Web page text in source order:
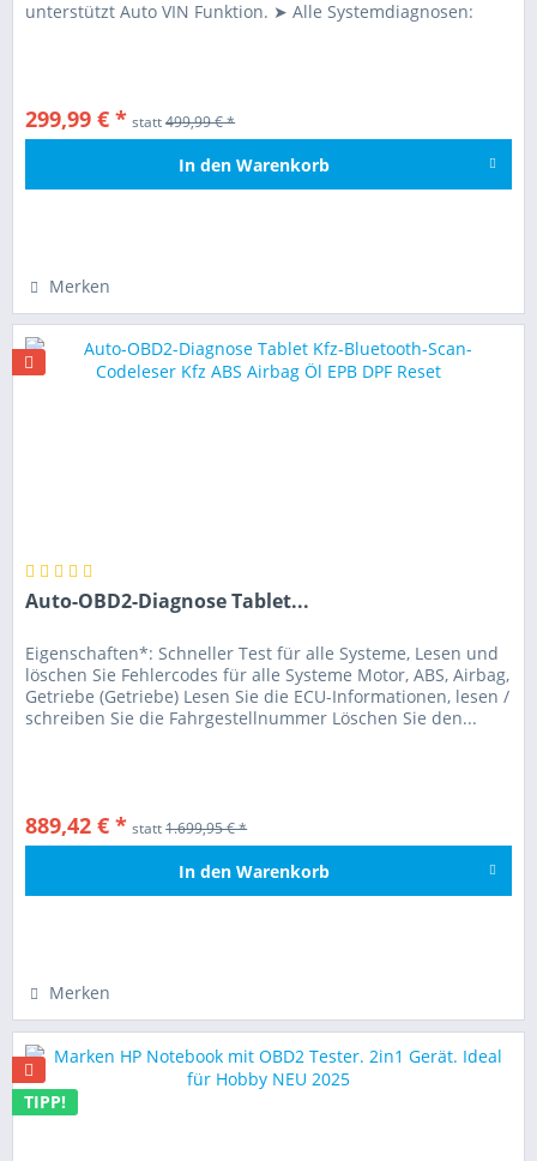
unterstützt Auto VIN Funktion. ➤ Alle Systemdiagnosen:
299,99 € * statt499,99 € *
In den Warenkorb
Merken
Auto-OBD2-Diagnose Tablet...
Eigenschaften*: Schneller Test für alle Systeme, Lesen und
löschen Sie Fehlercodes für alle Systeme Motor, ABS, Airbag,
Getriebe (Getriebe) Lesen Sie die ECU-Informationen, lesen /
schreiben Sie die Fahrgestellnummer Löschen Sie den...
889,42 € * statt1.699,95 € *
In den Warenkorb
Merken
TIPP!